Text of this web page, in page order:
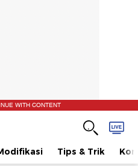
WITH CONTENT
Tips & Trik